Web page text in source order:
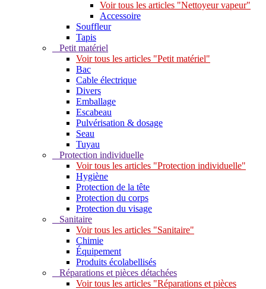
Voir tous les articles "Nettoyeur vapeur"
Accessoire
Souffleur
Tapis
Petit matériel
Voir tous les articles "Petit matériel"
Bac
Cable électrique
Divers
Emballage
Escabeau
Pulvérisation & dosage
Seau
Tuyau
Protection individuelle
Voir tous les articles "Protection individuelle"
Hygiène
Protection de la tête
Protection du corps
Protection du visage
Sanitaire
Voir tous les articles "Sanitaire"
Chimie
Équipement
Produits écolabellisés
Réparations et pièces détachées
Voir tous les articles "Réparations et pièces